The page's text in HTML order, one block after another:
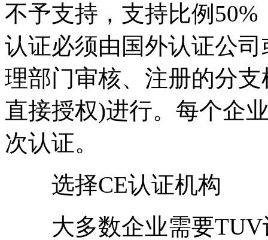
不予支持，支持比例
认证必须由国外认证公
理部门审核、注册的分
直接授权)进行。每个企
次认证。
选择CE认证机构
大多数企业需要TUV